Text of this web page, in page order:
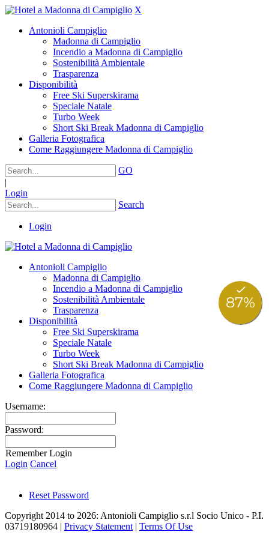
X
Antonioli Campiglio
Madonna di Campiglio
Incendio a Madonna di Campiglio
Sostenibilità Ambientale
Trasparenza
Disponibilità
Free Ski Superskirama
Speciale Natale
Turbo Week
Short Ski Break Madonna di Campiglio
Galleria Fotografica
Come Raggiungere Madonna di Campiglio
GO
|
Login
Search
Login
Antonioli Campiglio
Madonna di Campiglio
Incendio a Madonna di Campiglio
Sostenibilità Ambientale
Trasparenza
Disponibilità
Free Ski Superskirama
Speciale Natale
Turbo Week
Short Ski Break Madonna di Campiglio
Galleria Fotografica
Come Raggiungere Madonna di Campiglio
Username:
Password:
Remember Login
Login Cancel
Reset Password
Copyright 2014 to 2026: Antonioli Campiglio s.r.l Socio Unico - P.I.
03719180964 | Privacy Statement | Terms Of Use